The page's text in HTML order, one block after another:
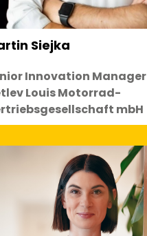
Siejka
Innovation Manager
Louis Motorrad-
mbH